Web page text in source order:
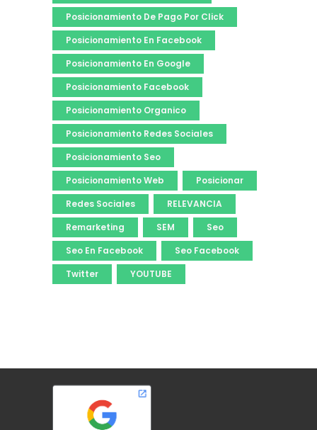
Posicionamiento De Pago Por Click
Posicionamiento En Facebook
Posicionamiento En Google
Posicionamiento Facebook
Posicionamiento Organico
Posicionamiento Redes Sociales
Posicionamiento Seo
Posicionamiento Web
Posicionar
Redes Sociales
RELEVANCIA
Remarketing
SEM
Seo
Seo En Facebook
Seo Facebook
Twitter
YOUTUBE